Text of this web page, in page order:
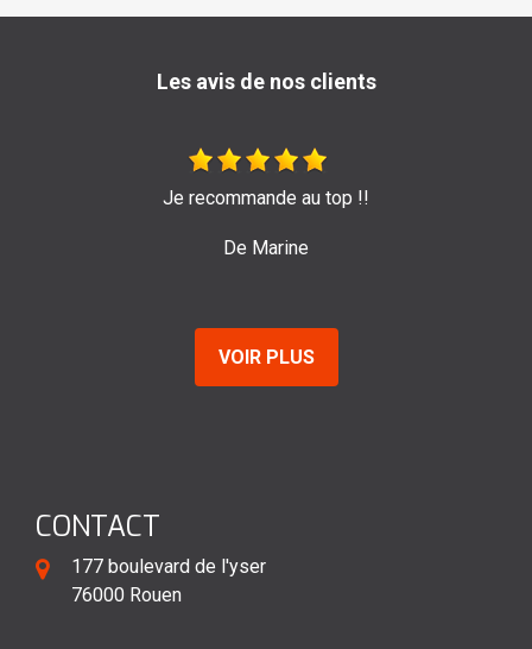
Les avis de nos clients
Très bon travail de l'entreprise Sage ! Je les
VOIR PLUS
CONTACT
177 boulevard de l'yser
76000 Rouen